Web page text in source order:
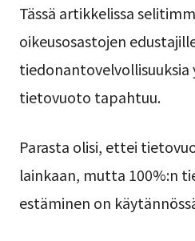
Tässä artikkelissa
oikeusosastojen
tiedonantovelvollisuuksia
tietovuoto tapahtuu.
Parasta olisi, ettei
lainkaan, mutta 100%:n
estäminen on